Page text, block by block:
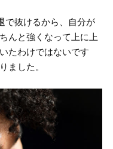
で抜けるから、自分が
んと強くなって上に上
たわけではないです
ました。